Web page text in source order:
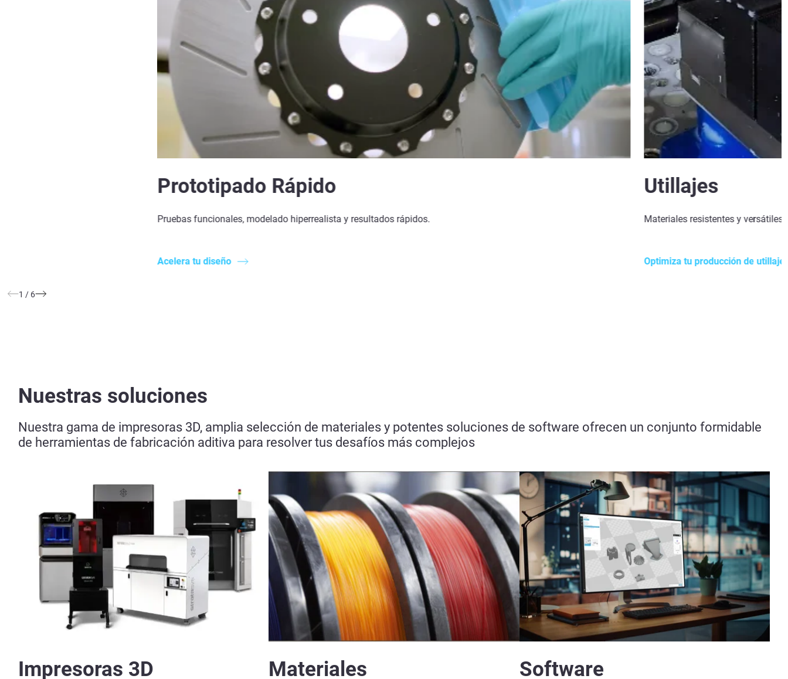
Prototipado Rápido
Pruebas funcionales, modelado hiperrealista y resultados rápidos.
Acelera tu diseño
Utillajes
Materiales resistentes y
Optimiza tu producción de
1 / 6
Nuestras soluciones
Nuestra gama de impresoras 3D, amplia selección de materiales y potentes soluciones de software ofrecen un conjunto formidable
de herramientas de fabricación aditiva para resolver tus desafíos más complejos
Impresoras 3D Materiales Software